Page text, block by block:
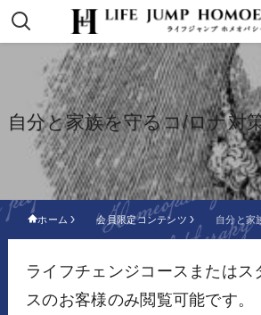
自分と家族を守るコ/ロナ対
ホーム 会員限定コンテンツ 自分と家
ライフチェンジコースまたはス
スのお客様のみ閲覧可能です。